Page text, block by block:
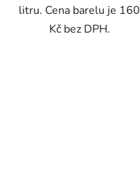
litru. Cena barelu je 160
Kč bez DPH.